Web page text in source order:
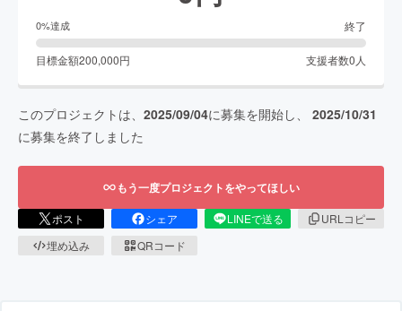
0%達成 終了
目標金額200,000円 支援者数0 人
このプロジェクトは、 2025/09/04に募集を開始し、 2025/10/31
に募集を終了しました
もう一度プロジェクトをやってほしい
ポスト シェア LINEで送る
URLコピー
埋め込み
QRコード